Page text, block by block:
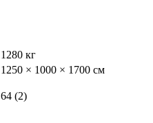
1280 кг
1250 × 1000 × 1700 см
64 (2)